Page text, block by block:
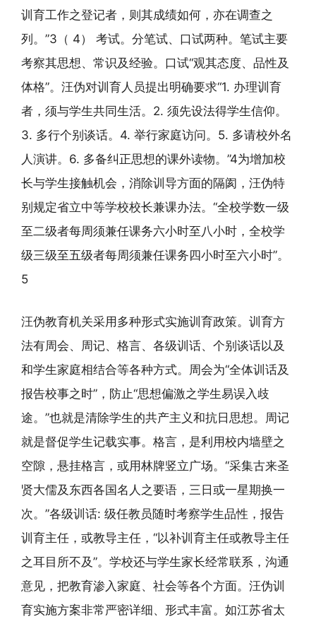
训育工作之登记者，则其成绩如何，亦在调查之
列。”3（ 4） 考试。分笔试、口试两种。笔试主要
考察其思想、常识及经验。口试“观其态度、品性及
体格”。汪伪对训育人员提出明确要求“1. 办理训育
者，须与学生共同生活。2. 须先设法得学生信仰。
3. 多行个别谈话。4. 举行家庭访问。5. 多请校外名
人演讲。6. 多备纠正思想的课外读物。”4为增加校
长与学生接触机会，消除训导方面的隔阂，汪伪特
别规定省立中等学校校长兼课办法。“全校学数一级
至二级者每周须兼任课务六小时至八小时，全校学
级三级至五级者每周须兼任课务四小时至六小时”。
5
汪伪教育机关采用多种形式实施训育政策。训育方
法有周会、周记、格言、各级训话、个别谈话以及
和学生家庭相结合等各种方式。周会为“全体训话及
报告校事之时”，防止“思想偏激之学生易误入歧
途。”也就是清除学生的共产主义和抗日思想。周记
就是督促学生记载实事。格言，是利用校内墙壁之
空隙，悬挂格言，或用林牌竖立广场。“采集古来圣
贤大儒及东西各国名人之要语，三日或一星期换一
次。”各级训话: 级任教员随时考察学生品性，报告
训育主任，或教导主任，“以补训育主任或教导主任
之耳目所不及”。学校还与学生家长经常联系，沟通
意见，把教育渗入家庭、社会等各个方面。汪伪训
育实施方案非常严密详细、形式丰富。如江苏省太